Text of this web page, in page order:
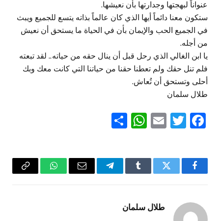
عنواناً لبهجتها وجدارتها بأن نعيشها.
ستكون معنا دائماً أيها الذي كان عالماً بذاته يتسع للجميع ويبث
في الجميع الحب والإيمان بأن في الحياة ما يستحق أن نعيش
من أجله.
يا ابن الغالي الذي رحل قبل أن ينال حقه من حياته.. لقد تبعته
فلم تنل حقك ولم تعطنا حقنا من حياتنا التي كانت معك وبك
أحلى وتستحق أن تُعاش.
طلال سلمان
Facebook
Twitter
Email
WhatsApp
فيسبوكتويتر Tumblr تيلقرام البريد
واتسابCopy
طلال سلمان